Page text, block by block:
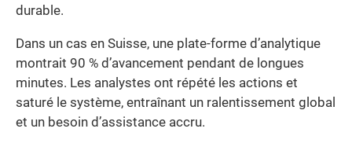
durable.
Dans un cas en Suisse, une plate-forme d’analytique
montrait 90 % d’avancement pendant de longues
minutes. Les analystes ont répété les actions et
saturé le système, entraînant un ralentissement global
et un besoin d’assistance accru.